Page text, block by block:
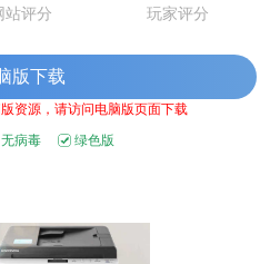
站评分 玩家评分
版下载
资源，请访问电脑版页面下载
无病毒 绿色版